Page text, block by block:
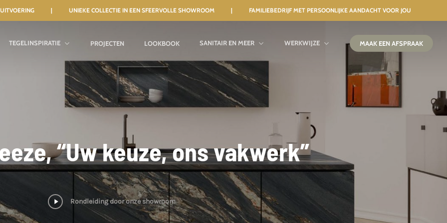
UITVOERING | UNIEKE COLLECTIE IN EEN SFEERVOLLE SHOWROOM | FAMILIEBEDRIJF MET PERSOONLIJKE AANDACHT VOOR JOU
TEGELINSPIRATIE PROJECTEN LOOKBOOK SANITAIR EN MEER WERKWIJZE MAAK EEN AFSPRAAK
“Uw keuze, ons vakwerk”
Play
Rondleiding door onze showroom